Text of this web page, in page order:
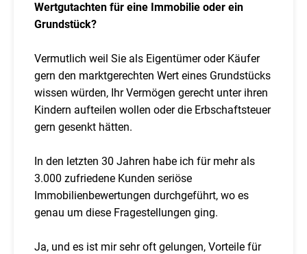
Wertgutachten für eine Immobilie oder ein
Grundstück?
Vermutlich weil Sie als Eigentümer oder Käufer
gern den marktgerechten Wert eines Grundstücks
wissen würden, Ihr Vermögen gerecht unter ihren
Kindern aufteilen wollen oder die Erbschaftsteuer
gern gesenkt hätten.
In den letzten 30 Jahren habe ich für mehr als
3.000 zufriedene Kunden seriöse
Immobilienbewertungen durchgeführt, wo es
genau um diese Fragestellungen ging.
Ja, und es ist mir sehr oft gelungen, Vorteile für